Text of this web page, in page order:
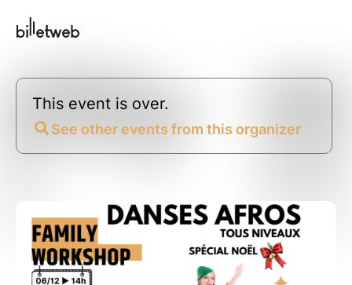
This event is over.
See other events from this organizer